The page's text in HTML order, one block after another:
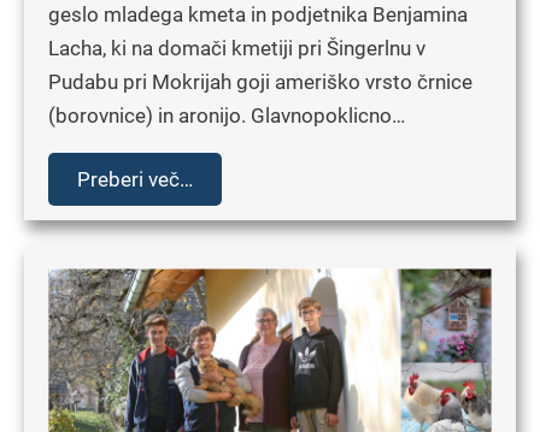
geslo mladega kmeta in podjetnika Benjamina
Lacha, ki na domači kmetiji pri Šingerlnu v
Pudabu pri Mokrijah goji ameriško vrsto črnice
(borovnice) in aronijo. Glavnopoklicno…
Preberi več…